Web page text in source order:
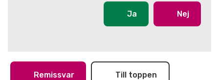
Ja Nej
Remissvar Till toppen